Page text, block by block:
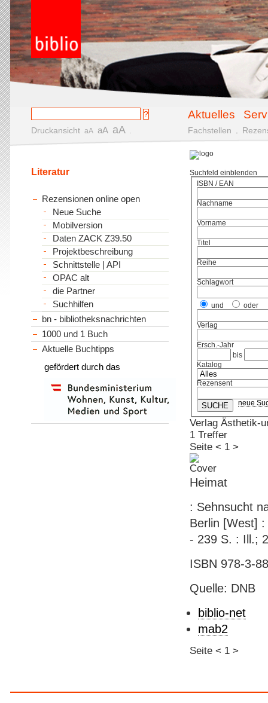
Aktuelles
Druckansicht aA aA aA Fachstellen
Suchfeld einblenden
ISBN / EAN
Nachname
Vorname
Titel
Reihe
Schlagwort
und oder
Verlag
Ersch.-Jahr
bis
Katalog
Rezensent
neue
Verlag Ästhetik-
1 Treffer
Seite < 1 >
Heimat
: Sehnsucht
Berlin [West]
- 239 S. : Ill.;
ISBN 978-3-
Quelle: DNB
biblio-net
mab2
Seite < 1 >
Literatur
Rezensionen online open
Neue Suche
Mobilversion
Daten ZACK Z39.50
Projektbeschreibung
Schnittstelle | API
OPAC alt
die Partner
Suchhilfen
bn - bibliotheksnachrichten
1000 und 1 Buch
Aktuelle Buchtipps
gefördert durch das